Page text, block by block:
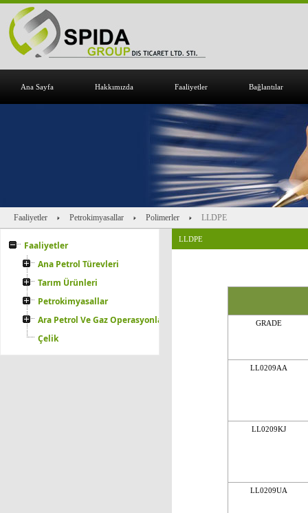
Ana Sayfa Hakkımızda Faaliyetler Bağlantılar
Faaliyetler Petrokimyasallar Polimerler LLDPE
Faaliyetler
Ana Petrol Türevleri
Tarım Ürünleri
Petrokimyasallar
Ara Petrol Ve Gaz Operasyonları
Çelik
LLDPE
GRADE
LL0209AA
LL0209KJ
LL0209UA